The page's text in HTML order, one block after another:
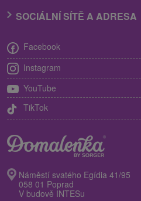
SOCIÁLNÍ SÍTĚ A ADRESA
Facebook
Instagram
YouTube
TikTok
Náměstí svatého Egídia 41/95
058 01 Poprad
V budově INTESu